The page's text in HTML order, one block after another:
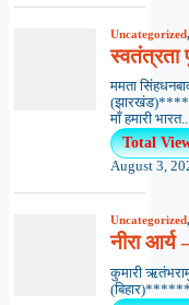
Uncategorized
स्वतंत्रता
ममता
माँ हमारी
Total
August 3,
Uncategorized
नीरा
कुमारी